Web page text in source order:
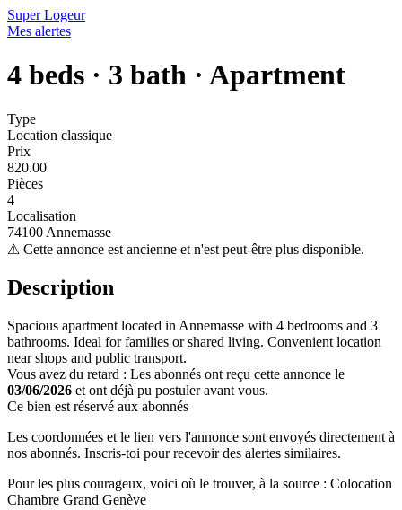
Super Logeur
Mes alertes
4 beds · 3 bath · Apartment
Type
Location classique
Prix
820.00
Pièces
4
Localisation
74100 Annemasse
⚠ Cette annonce est ancienne et n'est peut-être plus disponible.
Description
Spacious apartment located in Annemasse with 4 bedrooms and 3
bathrooms. Ideal for families or shared living. Convenient location
near shops and public transport.
Vous avez du retard : Les abonnés ont reçu cette annonce le
03/06/2026 et ont déjà pu postuler avant vous.
Ce bien est réservé aux abonnés
Les coordonnées et le lien vers l'annonce sont envoyés directement à
nos abonnés. Inscris-toi pour recevoir des alertes similaires.
Pour les plus courageux, voici où le trouver, à la source : Colocation
Chambre Grand Genève